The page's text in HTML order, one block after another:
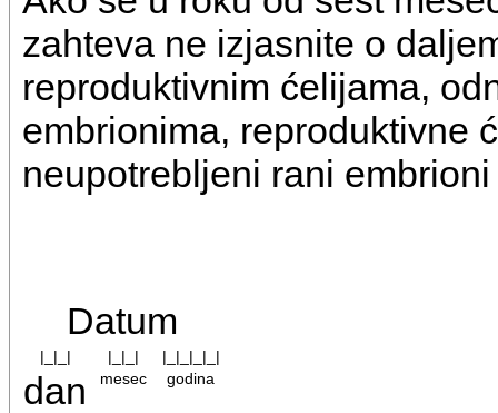
zahteva ne izjasnite o
reproduktivnim ćelijama,
embrionima, reproduktivne
neupotrebljeni rani
Datum
|_|_| |_|_| |_|_|_|_|
dan mesec godina